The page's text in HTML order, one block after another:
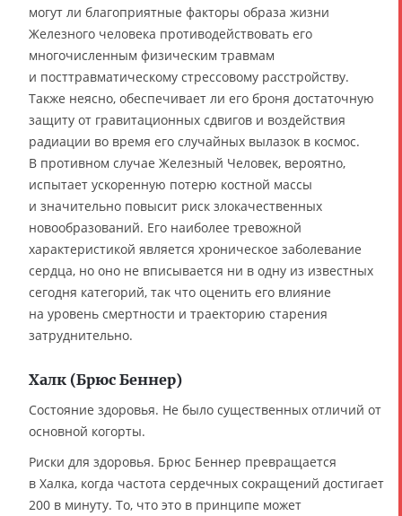
могут ли благоприятные факторы образа жизни
Железного человека противодействовать его
многочисленным физическим травмам
и посттравматическому стрессовому расстройству.
Также неясно, обеспечивает ли его броня достаточную
защиту от гравитационных сдвигов и воздействия
радиации во время его случайных вылазок в космос.
В противном случае Железный Человек, вероятно,
испытает ускоренную потерю костной массы
и значительно повысит риск злокачественных
новообразований. Его наиболее тревожной
характеристикой является хроническое заболевание
сердца, но оно не вписывается ни в одну из известных
сегодня категорий, так что оценить его влияние
на уровень смертности и траекторию старения
затруднительно.
Халк (Брюс Беннер)
Состояние здоровья. Не было существенных отличий от
основной когорты.
Риски для здоровья. Брюс Беннер превращается
в Халка, когда частота сердечных сокращений достигает
200 в минуту. То, что это в принципе может